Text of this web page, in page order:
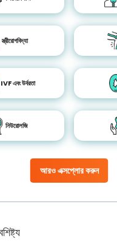
আরও এক্সপ্লোর করুন
স্ত্রীরোগবিদ্যা
IVF এবং উর্বরতা
নিউরোলজি